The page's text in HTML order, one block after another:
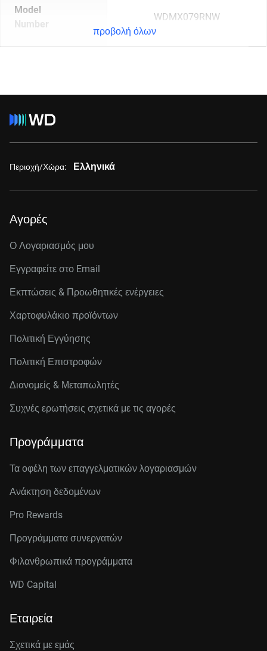
Model
Number
WDMX079RNW
προβολή όλων
Περιοχή/Χώρα: Ελληνικά
Αγορές
Ο Λογαριασμός μου
Εγγραφείτε στo Email
Εκπτώσεις & Προωθητικές ενέργειες
Χαρτοφυλάκιο προϊόντων
Πολιτική Εγγύησης
Πολιτική Επιστροφών
Διανομείς & Μεταπωλητές
Συχνές ερωτήσεις σχετικά με τις αγορές
Προγράμματα
Τα οφέλη των επαγγελματικών λογαριασμών
Ανάκτηση δεδομένων
Pro Rewards
Προγράμματα συνεργατών
Φιλανθρωπικά προγράμματα
WD Capital
Εταιρεία
Σχετικά με εμάς